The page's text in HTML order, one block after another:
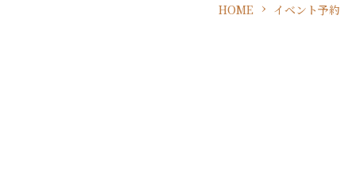
HOME イベント予約